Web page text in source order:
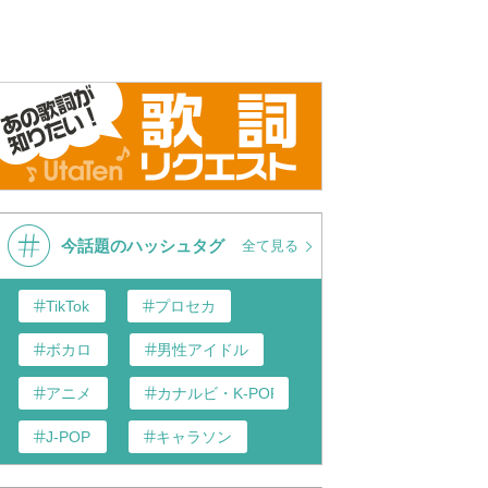
今話題のハッシュタグ 全て見る
TikTok プロセカ
ボカロ 男性アイドル
アニメ カナルビ・K-POP和訳
J-POP キャラソン